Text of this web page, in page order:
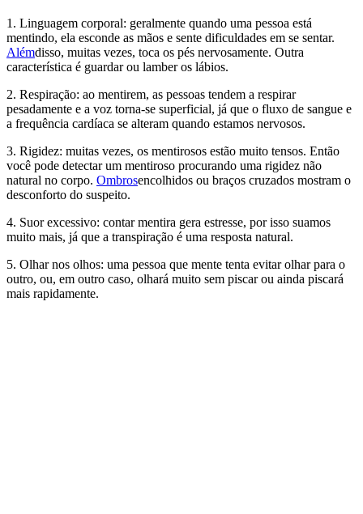
1. Linguagem corporal: geralmente quando uma pessoa está
mentindo, ela esconde as mãos e sente dificuldades em se sentar.
Alémdisso, muitas vezes, toca os pés nervosamente. Outra
característica é guardar ou lamber os lábios.
2. Respiração: ao mentirem, as pessoas tendem a respirar
pesadamente e a voz torna-se superficial, já que o fluxo de sangue e
a frequência cardíaca se alteram quando estamos nervosos.
3. Rigidez: muitas vezes, os mentirosos estão muito tensos. Então
você pode detectar um mentiroso procurando uma rigidez não
natural no corpo. Ombrosencolhidos ou braços cruzados mostram o
desconforto do suspeito.
4. Suor excessivo: contar mentira gera estresse, por isso suamos
muito mais, já que a transpiração é uma resposta natural.
5. Olhar nos olhos: uma pessoa que mente tenta evitar olhar para o
outro, ou, em outro caso, olhará muito sem piscar ou ainda piscará
mais rapidamente.